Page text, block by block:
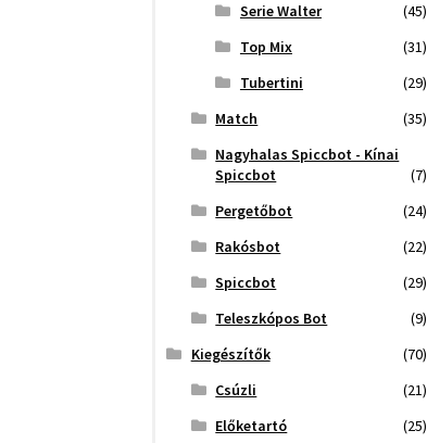
Serie Walter
(45)
Top Mix
(31)
Tubertini
(29)
Match
(35)
Nagyhalas Spiccbot - Kínai
Spiccbot
(7)
Pergetőbot
(24)
Rakósbot
(22)
Spiccbot
(29)
Teleszkópos Bot
(9)
Kiegészítők
(70)
Csúzli
(21)
Előketartó
(25)